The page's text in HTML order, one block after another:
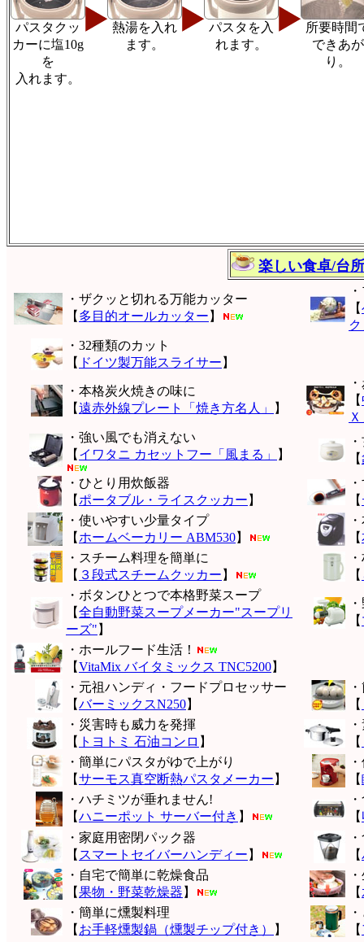
パスタクッ
カーに塩10g
を
入れます。
熱湯を入れ
ます。
パスタを入
れます。
所要時間
できあが
り。
楽しい食卓/台所
・ザクッと切れる万能カッター
【 多目的オールカッター 】
【
・32種類のカット
【 ドイツ製万能スライサー 】
・本格炭火焼きの味に
【遠赤外線プレート「焼き方名人」 】
【
・強い風でも消えない
【 イワタニ カセットフー「風まる」 】
【
・ひとり用炊飯器
【 ポータブル・ライスクッカー 】
【
・使いやすい少量タイプ
【 ホームベーカリー ABM530】
【
・スチーム料理を簡単に
【 ３段式スチームクッカー 】
【
・ボタンひとつで本格野菜スープ
【全自動野菜スープメーカー"スープリ
ーズ" 】
【
・ホールフード生活！
【VitaMix バイタミックス TNC5200】
・元祖ハンディ・フードプロセッサー
【バーミックスN250】
【
・災害時も威力を発揮
【 トヨトミ 石油コンロ 】
【
・簡単にパスタがゆで上がり
【サーモス真空断熱パスタメーカー 】
【
・ハチミツが垂れません!
【ハニーポット サーバー付き 】
【
・家庭用密閉パック器
【 スマートセイバーハンディー 】
【
・自宅で簡単に乾燥食品
【果物・野菜乾燥器 】
【
・簡単に燻製料理
【 お手軽燻製鍋（燻製チップ付き） 】
【